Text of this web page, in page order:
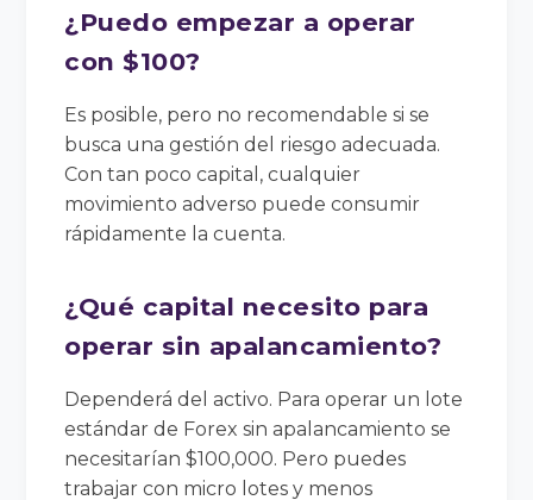
¿Puedo empezar a operar
con $100?
Es posible, pero no recomendable si se
busca una gestión del riesgo adecuada.
Con tan poco capital, cualquier
movimiento adverso puede consumir
rápidamente la cuenta.
¿Qué capital necesito para
operar sin apalancamiento?
Dependerá del activo. Para operar un lote
estándar de Forex sin apalancamiento se
necesitarían $100,000. Pero puedes
trabajar con micro lotes y menos